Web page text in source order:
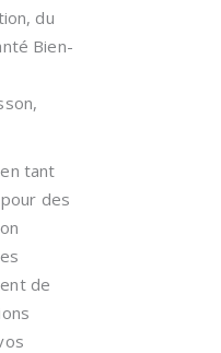
du
Bien-
tant
des
de